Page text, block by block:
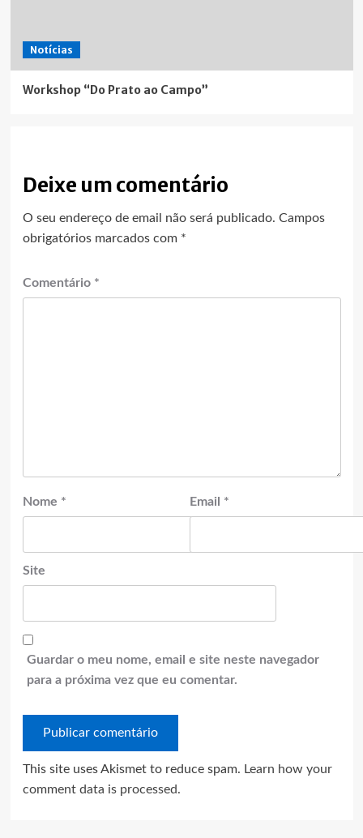
Notícias
Workshop “Do Prato ao Campo”
Deixe um comentário
O seu endereço de email não será publicado. Campos
obrigatórios marcados com *
Comentário *
Nome * Email *
Site
Guardar o meu nome, email e site neste navegador
para a próxima vez que eu comentar.
This site uses Akismet to reduce spam. Learn how your
comment data is processed.